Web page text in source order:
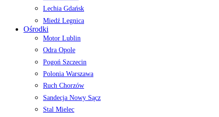
Lechia Gdańsk
Miedź Legnica
Ośrodki
Motor Lublin
Odra Opole
Pogoń Szczecin
Polonia Warszawa
Ruch Chorzów
Sandecja Nowy Sącz
Stal Mielec